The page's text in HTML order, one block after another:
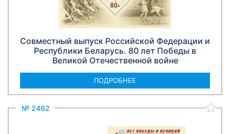
Совместный выпуск Российской Федерации и
Республики Беларусь. 80 лет Победы в
Великой Отечественной войне
ПОДРОБНЕЕ
№ 2462